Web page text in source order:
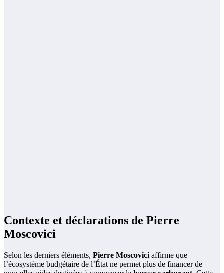
Contexte et déclarations de Pierre
Moscovici
Selon les derniers éléments, Pierre Moscovici affirme que
l’écosystème budgétaire de l’État ne permet plus de financer de